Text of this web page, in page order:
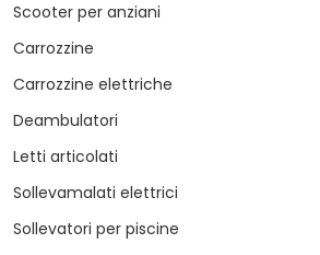
Scooter per anziani
Carrozzine
Carrozzine elettriche
Deambulatori
Letti articolati
Sollevamalati elettrici
Sollevatori per piscine